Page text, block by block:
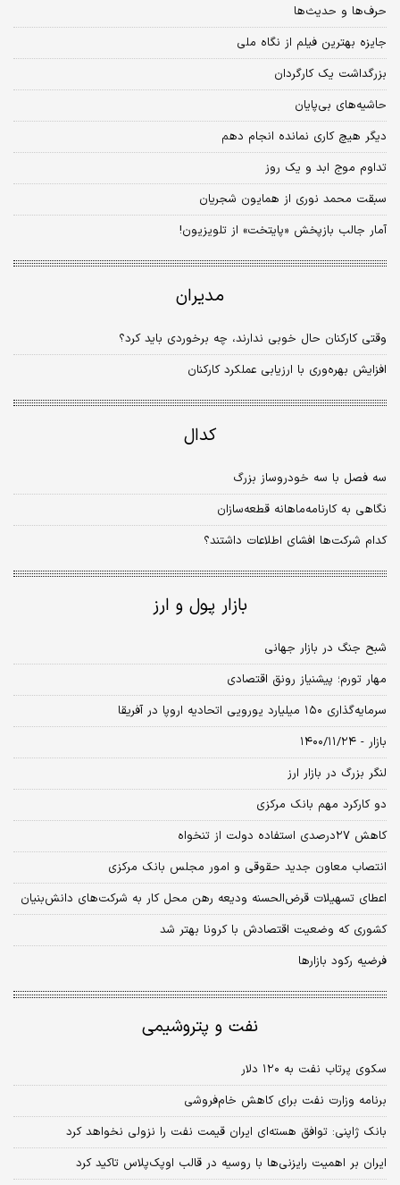
حرف‏‏‌ها و حدیث‏‏‌ها
جایزه بهترین فیلم از نگاه ملی
بزرگداشت یک کارگردان
حاشیه‏‏‌های بی‌پایان
دیگر هیچ کاری نمانده انجام دهم
تداوم موج ابد و یک روز
سبقت محمد نوری از همایون شجریان
آمار جالب بازپخش «پایتخت» از تلویزیون!
مدیران
وقتی کارکنان حال خوبی ندارند، چه برخوردی باید کرد؟
افزایش بهره‌وری با ارزیابی عملکرد کارکنان
کدال
سه فصل با سه خودروساز بزرگ
نگاهی به کارنامه‌ماهانه قطعه‌‌‌سازان
کدام شرکت‌ها افشای اطلاعات داشتند؟
بازار پول و ارز
شبح جنگ در بازار جهانی
مهار تورم؛ پیش‏نیاز رونق اقتصادی
سرمایه‌‌گذاری ۱۵۰ میلیارد یورویی اتحادیه اروپا در آفریقا
بازار - ۱۴۰۰/۱۱/۲۴
لنگر بزرگ در بازار ارز
دو کارکرد مهم بانک مرکزی
کاهش ۲۷درصدی استفاده دولت از تنخواه
انتصاب معاون جدید حقوقی و امور مجلس بانک مرکزی
اعطای تسهیلات قرض‏‌الحسنه ودیعه رهن محل کار به شرکت‌های دانش‏‌بنیان
کشوری که وضعیت اقتصادش با کرونا بهتر شد
فرضیه رکود بازارها
نفت و پتروشیمی
سکوی پرتاب نفت به ۱۲۰ دلار
برنامه وزارت نفت برای کاهش خام‌فروشی
بانک ژاپنی: توافق هسته‌‌‌ای ایران قیمت نفت را نزولی نخواهد کرد
ایران بر اهمیت رایزنی‌‌‌ها با روسیه در قالب اوپک‌پلاس تاکید کرد